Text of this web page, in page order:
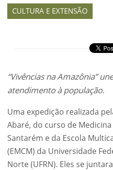
CULTURA E EXTENSÃO
“Vivências na Amazônia”
atendimento à população.
Uma expedição realizada
Abaré, do curso de
Santarém e da Escola
(EMCM) da Universidade
Norte (UFRN). Eles se